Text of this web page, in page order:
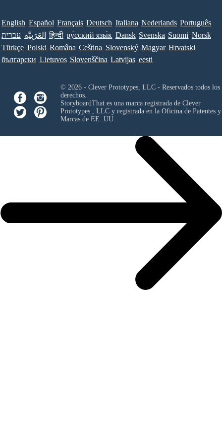
English Español Français Deutsch Italiana Nederlands Português
עברית العَرَبِيَّة हिन्दी ру́сский язы́к Dansk Svenska Suomi Norsk
Türkçe Polski Româna Ceština Slovenský Magyar Hrvatski
български Lietuvos Slovenščina Latvijas eesti
© 2026 - Clever Prototypes, LLC - Reservados todos los
derechos.
StoryboardThat es una marca registrada de Clever
Prototypes , LLCy registrada en la Oficina de Patentes y
Marcas de EE. UU.